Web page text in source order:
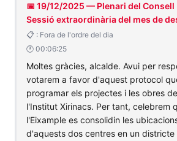
📅 19/12/2025 — Plenari del
Sessió extraordinària del mes de
📋 : Fora de l'ordre del dia
🕐 00:06:25
Moltes gràcies, alcalde. Avui per
votarem a favor d'aquest protocol
programar els projectes i les obres
l'Institut Xirinacs. Per tant, celebrem
l'Eixample es consolidin les
d'aquests dos centres en un districte